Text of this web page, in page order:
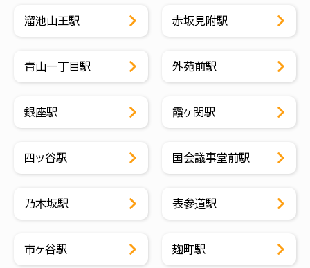
溜池山王駅 赤坂見附駅
青山一丁目駅 外苑前駅
銀座駅 霞ヶ関駅
四ッ谷駅 国会議事堂前駅
乃木坂駅 表参道駅
市ヶ谷駅 麹町駅